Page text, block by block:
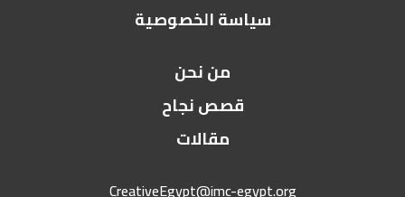
سياسة الخصوصية
من نحن
قصص نجاح
مقالات
CreativeEgypt@imc-egypt.org